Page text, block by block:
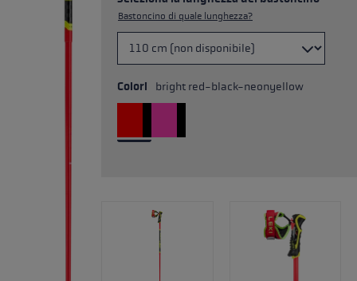
Bastoncino di quale lunghezza?
Colori bright red-black-neonyellow